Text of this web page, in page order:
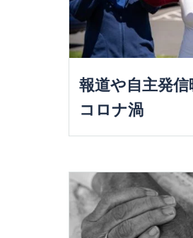
報道や自主発
コロナ渦